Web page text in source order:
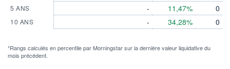
5 ANS
10 ANS
-
-
11,47%
34,28%
0
0
*Rangs calculés en percentile par Morningstar sur la dernière valeur liquidative du
mois précédent.